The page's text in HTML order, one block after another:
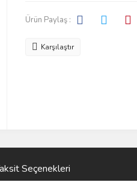
Ürün Paylaş :
Karşılaştır
Seçenekleri